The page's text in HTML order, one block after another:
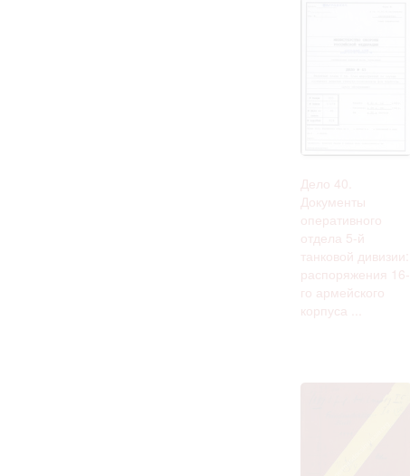
Дело 40.
Документы
оперативного
отдела 5-й
танковой дивизии:
распоряжения 16-
го армейского
корпуса ...